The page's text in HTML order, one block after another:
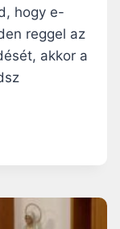
hogy e-
reggel az
akkor a